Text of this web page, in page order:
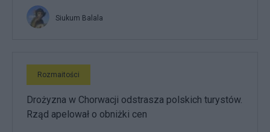
Siukum Balala
Rozmaitości
Drożyzna w Chorwacji odstrasza polskich turystów.
Rząd apelował o obniżki cen